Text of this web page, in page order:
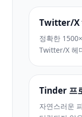
를 위한 적절
이미지를 정
Twitter/X
정확한
Twitter/X 헤
모두에서 작
Tinder 프
자연스러운